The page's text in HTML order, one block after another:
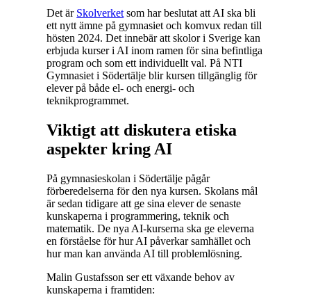
Det är Skolverket som har beslutat att AI ska bli
ett nytt ämne på gymnasiet och komvux redan till
hösten 2024. Det innebär att skolor i Sverige kan
erbjuda kurser i AI inom ramen för sina befintliga
program och som ett individuellt val. På NTI
Gymnasiet i Södertälje blir kursen tillgänglig för
elever på både el- och energi- och
teknikprogrammet.
Viktigt att diskutera etiska
aspekter kring AI
På gymnasieskolan i Södertälje pågår
förberedelserna för den nya kursen. Skolans mål
är sedan tidigare att ge sina elever de senaste
kunskaperna i programmering, teknik och
matematik. De nya AI-kurserna ska ge eleverna
en förståelse för hur AI påverkar samhället och
hur man kan använda AI till problemlösning.
Malin Gustafsson ser ett växande behov av
kunskaperna i framtiden: